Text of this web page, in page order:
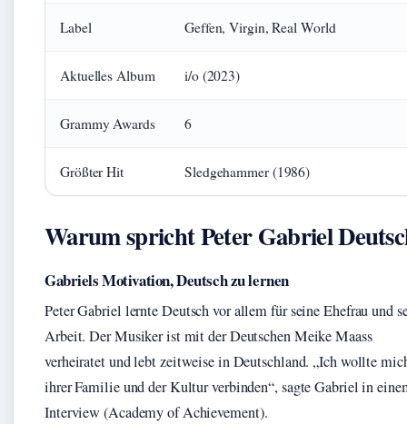
Label Geffen, Virgin, Real World
Aktuelles Album i/o (2023)
Grammy Awards 6
Größter Hit Sledgehammer (1986)
Warum spricht Peter Gabriel
Gabriels Motivation, Deutsch zu lernen
Peter Gabriel lernte Deutsch vor allem für seine Ehefrau und
Arbeit. Der Musiker ist mit der Deutschen Meike Maass
verheiratet und lebt zeitweise in Deutschland. „Ich wollte
ihrer Familie und der Kultur verbinden“, sagte Gabriel in
Interview (Academy of Achievement).